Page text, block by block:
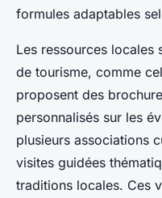
formules adaptables
Les ressources locales
de tourisme, comme
proposent des
personnalisés sur les
plusieurs associations
visites guidées
traditions locales. Ces